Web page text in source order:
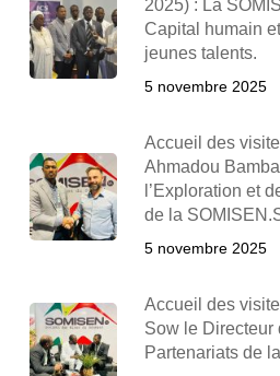
2025) : La
Capital humain
jeunes talents.
5 novembre 2025
Accueil des
Ahmadou
l’Exploration et
de la
5 novembre 2025
Accueil des
Sow le Directeur
Partenariats de